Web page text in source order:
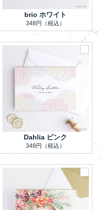
brio ホワイト
348円 （税込）
Dahlia ピンク
348円 （税込）